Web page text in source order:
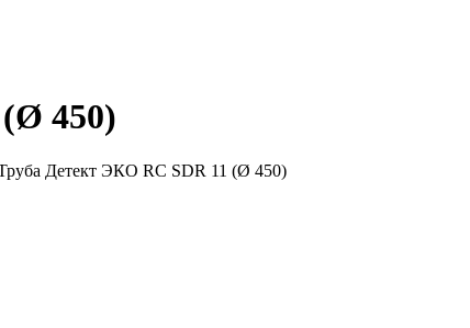
450)
Детект ЭКО RC SDR 11 (Ø 450)